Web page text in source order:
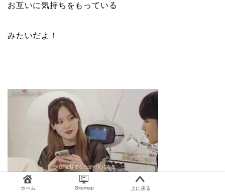
お互いに気持ちをもっている
みたいだよ！
ホーム Sitemap 上に戻る